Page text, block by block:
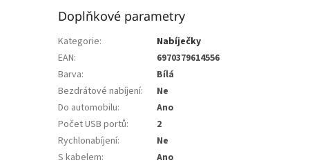
Doplňkové parametry
Kategorie:
Nabíječky
EAN:
6970379614556
Barva:
Bílá
Bezdrátové nabíjení:
Ne
Do automobilu:
Ano
Počet USB portů:
2
Rychlonabíjení:
Ne
S kabelem:
Ano